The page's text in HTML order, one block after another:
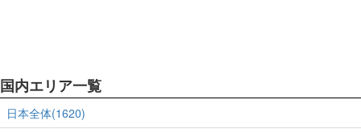
国内エリア一覧
日本全体(1620)